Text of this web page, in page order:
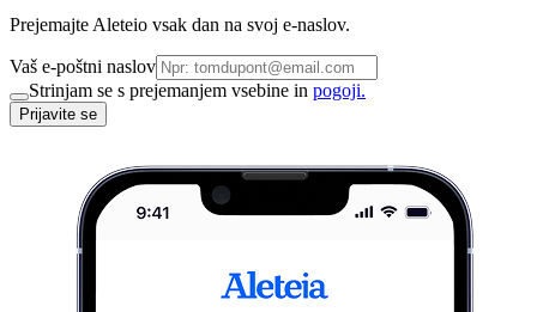
Prejemajte Aleteio vsak dan na svoj e-naslov.
Vaš e-poštni naslov
Strinjam se s prejemanjem vsebine in pogoji.
Prijavite se